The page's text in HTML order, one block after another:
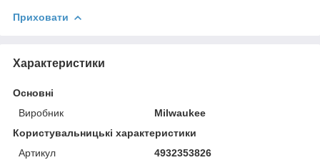
Приховати
Характеристики
Основні
Виробник
Milwaukee
Користувальницькі характеристики
Артикул
4932353826